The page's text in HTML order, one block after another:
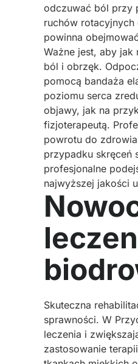
odczuwać ból przy
ruchów
powinna
Ważne jest, aby
ból i obrzęk.
pomocą bandaża
poziomu serca
objawy, jak na
fizjoterapeutą.
powrotu do
przypadku skręceń
profesjonalne
najwyższej jakości
Skuteczna
sprawności. W
leczenia i
zastosowanie